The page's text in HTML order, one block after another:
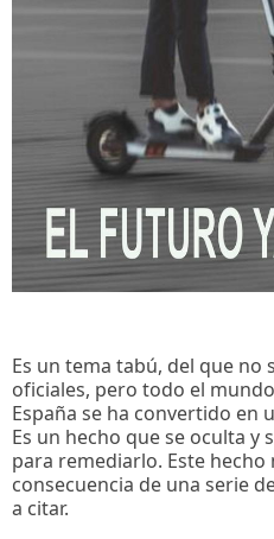
Es un tema tabú, del que no
oficiales, pero todo el
España se ha convertido en
Es un hecho que se oculta y
para remediarlo. Este hecho
consecuencia de una serie
a citar.